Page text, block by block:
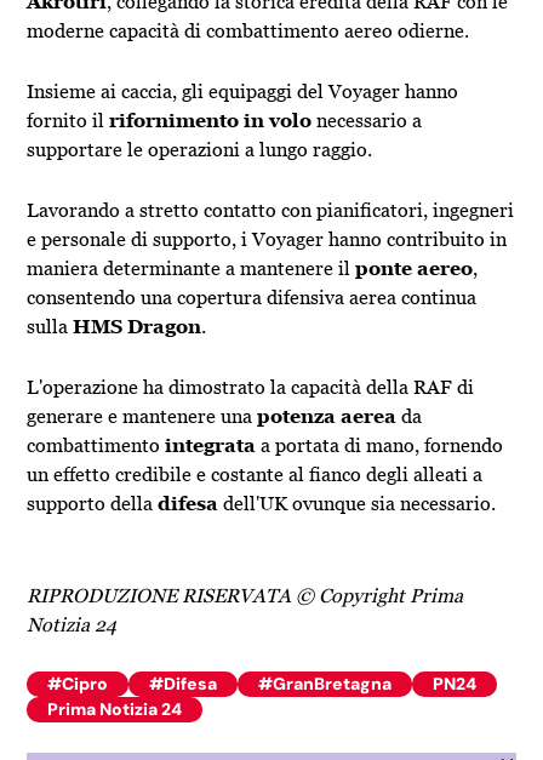
moderne capacità di combattimento aereo odierne.
Insieme ai caccia, gli equipaggi del Voyager hanno
fornito il rifornimento in volo necessario a
supportare le operazioni a lungo raggio.
Lavorando a stretto contatto con pianificatori, ingegneri
e personale di supporto, i Voyager hanno contribuito in
maniera determinante a mantenere il ponte aereo,
consentendo una copertura difensiva aerea continua
sullaHMS Dragon.
L'operazione ha dimostrato la capacità della RAF di
generare e mantenere unapotenza aerea da
combattimentointegrataa portata di mano, fornendo
un effetto credibile e costante al fianco degli alleati a
supporto delladifesa dell'UK ovunque sia necessario.
RIPRODUZIONE RISERVATA © Copyright Prima
Notizia 24
#Cipro #Difesa #GranBretagna
PN24
Prima Notizia 24